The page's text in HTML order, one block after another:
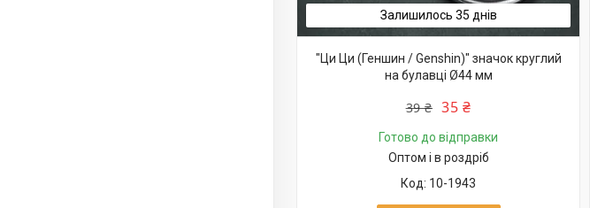
Залишилось 35 днів
"Ци Ци (Геншин / Genshin)" значок круглий
на булавці Ø44 мм
39 ₴ 35 ₴
Готово до відправки
Оптом і в роздріб
10-1943